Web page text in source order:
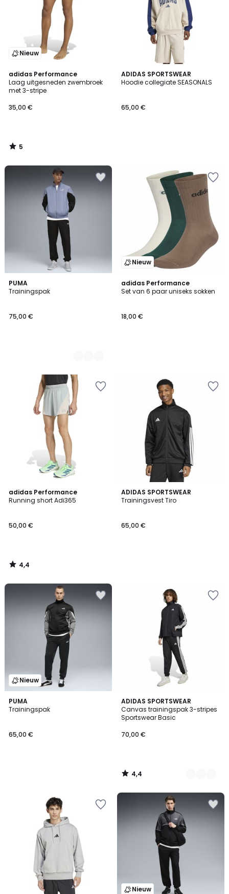
Nieuw
adidas Performance
Laag uitgesneden zwembroek
met 3-stripe
35,00 €
5
/
5
5
/
ADIDAS SPORTSWEAR
Hoodie collegiate SEASONALS
65,00 €
PUMA
Trainingspak
75,00 €
3
Kleuren
Nieuw
adidas Performance
Set van 6 paar uniseks sokken
18,00 €
adidas Performance
Running short Adi365
50,00 €
4,4
/ 5
4,4
/
ADIDAS SPORTSWEAR
Trainingsvest Tiro
65,00 €
Nieuw
PUMA
Trainingspak
65,00 €
ADIDAS SPORTSWEAR
Canvas trainingspak 3-stripes
Sportswear Basic
70,00 €
4,4
/ 5
2
Kleuren
4,4
/
Nieuw